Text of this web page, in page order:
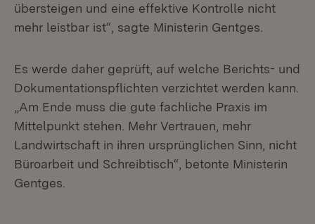
übersteigen und eine effektive Kontrolle nicht
mehr leistbar ist“, sagte Ministerin Gentges.
Es werde daher geprüft, auf welche Berichts- und
Dokumentationspflichten verzichtet werden kann.
„Am Ende muss die gute fachliche Praxis im
Mittelpunkt stehen. Mehr Vertrauen, mehr
Landwirtschaft in ihren ursprünglichen Sinn, nicht
Büroarbeit und Schreibtisch“, betonte Ministerin
Gentges.